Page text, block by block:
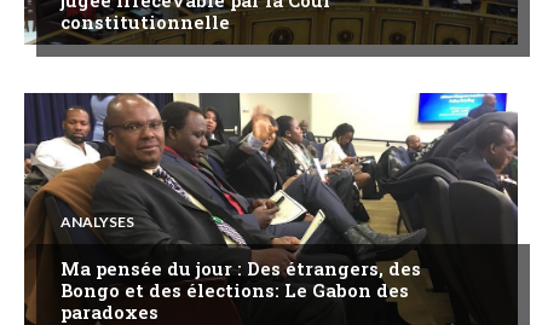
constitutionnelle
ANALYSES
Ma pensée du jour : Des étrangers, des
Bongo et des élections: Le Gabon des
paradoxes